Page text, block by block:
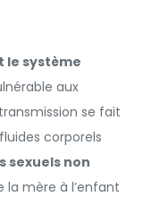
système
aux
se fait
corporels
sexuels non
la mère à l’enfant